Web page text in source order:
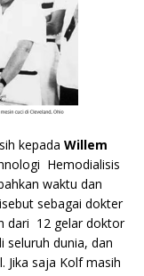
kepada Willem
Hemodialisis
waktu dan
sebagai dokter
dari 12 gelar doktor
seluruh dunia, dan
Jika saja Kolf masih